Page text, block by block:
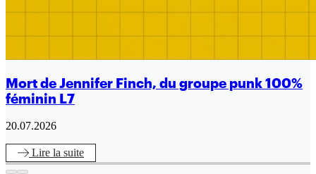
Mort de Jennifer Finch, du groupe punk 100%
féminin L7
20.07.2026
Lire la suite